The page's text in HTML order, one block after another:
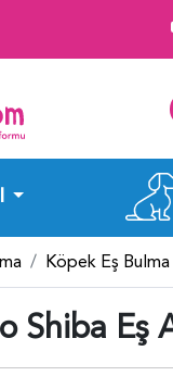
Köpek Eş Bulma
Shiba Eş